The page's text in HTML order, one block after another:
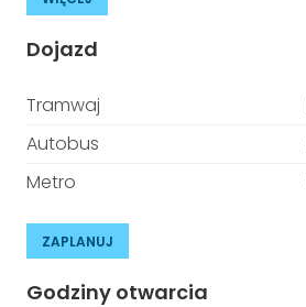
Dojazd
Tramwaj
Autobus
Metro
ZAPLANUJ
Godziny otwarcia